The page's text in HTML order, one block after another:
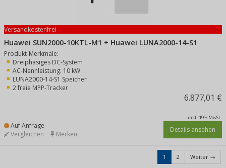
Versandkostenfrei
Huawei SUN2000-10KTL-M1 + Huawei LUNA2000-14-S1
Produkt-Merkmale:
Dreiphasiges DC-System
AC-Nennleistung: 10 kW
LUNA2000-14-S1 Speicher
2 freie MPP-Tracker
6.877,01 €
inkl. 19% MwSt.
Auf Anfrage Details ansehen
Vergleichen Merken
1 2 Weiter →